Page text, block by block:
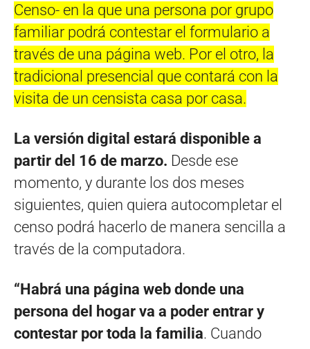
Censo- en la que una persona por grupo
familiar podrá contestar el formulario a
través de una página web. Por el otro, la
tradicional presencial que contará con la
visita de un censista casa por casa.
La versión digital estará disponible a
partir del 16 de marzo. Desde ese
momento, y durante los dos meses
siguientes, quien quiera autocompletar el
censo podrá hacerlo de manera sencilla a
través de la computadora.
“Habrá una página web donde una
persona del hogar va a poder entrar y
contestar por toda la familia. Cuando